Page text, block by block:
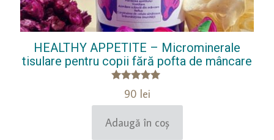
HEALTHY APPETITE – Microminerale
tisulare pentru copii fără pofta de mâncare
Evaluat la
5.00
din 5
90 lei
Adaugă în coș